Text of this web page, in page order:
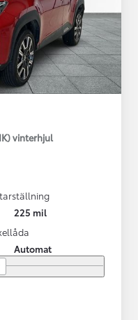
vinterhjul
225 mil
Automat